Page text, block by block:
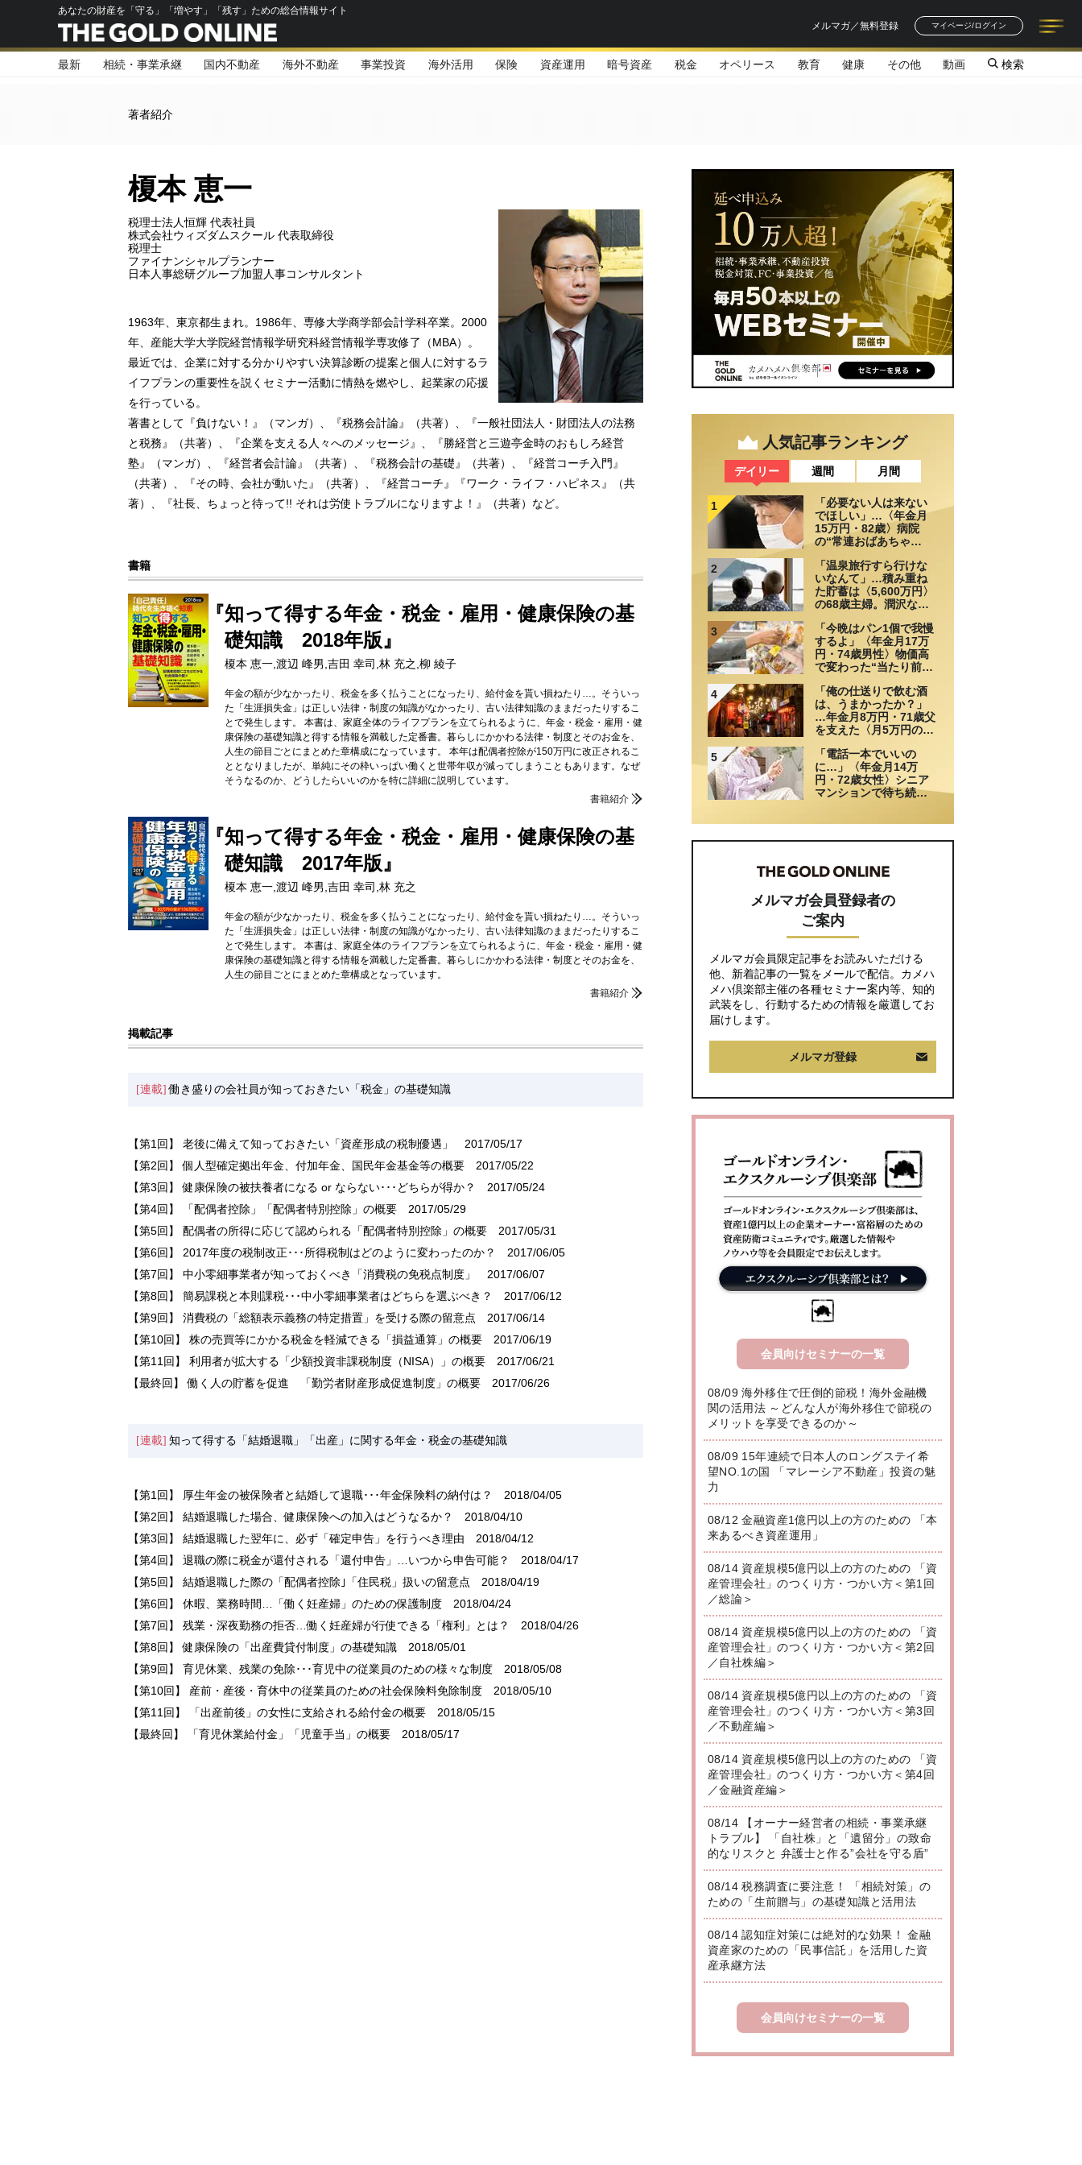
あなたの財産を「守る」「増やす」「残す」ための総合情報サイト
メルマガ／無料登録
マイページ/ログイン
記事一覧
著者一覧
最新 相続・事業承継 国内不動産 海外不動産 事業投資 海外活用 保険 資産運用 暗号資産 税金 オペリース 教育 健康 その他 動画 検索
著者紹介
榎本 恵一
税理士法人恒輝 代表社員
株式会社ウィズダムスクール 代表取締役
税理士
ファイナンシャルプランナー
日本人事総研グループ加盟人事コンサルタント
1963年、東京都生まれ。1986年、専修大学商学部会計学科卒業。2000
年、産能大学大学院経営情報学研究科経営情報学専攻修了（MBA）。
最近では、企業に対する分かりやすい決算診断の提案と個人に対するラ
イフプランの重要性を説くセミナー活動に情熱を燃やし、起業家の応援
を行っている。
著書として『負けない！』（マンガ）、『税務会計論』（共著）、『一般社団法人・財団法人の法務
と税務』（共著）、『企業を支える人々へのメッセージ』、『勝経営と三遊亭金時のおもしろ経営
塾』（マンガ）、『経営者会計論』（共著）、『税務会計の基礎』（共著）、『経営コーチ入門』
（共著）、『その時、会社が動いた』（共著）、『経営コーチ』『ワーク・ライフ・ハピネス』（共
著）、『社長、ちょっと待って!! それは労使トラブルになりますよ！』（共著）など。
書籍
『知って得する年金・税金・雇用・健康保険の基
礎知識 2018年版』
榎本 恵一,渡辺 峰男,吉田 幸司,林 充之,柳 綾子
年金の額が少なかったり、税金を多く払うことになったり、給付金を貰い損ねたり…。そういっ
た「生涯損失金」は正しい法律・制度の知識がなかったり、古い法律知識のままだったりするこ
とで発生します。 本書は、家庭全体のライフプランを立てられるように、年金・税金・雇用・健
康保険の基礎知識と得する情報を満載した定番書。暮らしにかかわる法律・制度とそのお金を、
人生の節目ごとにまとめた章構成になっています。 本年は配偶者控除が150万円に改正されるこ
ととなりましたが、単純にその枠いっぱい働くと世帯年収が減ってしまうこともあります。なぜ
そうなるのか、どうしたらいいのかを特に詳細に説明しています。
書籍紹介
『知って得する年金・税金・雇用・健康保険の基
礎知識 2017年版』
榎本 恵一,渡辺 峰男,吉田 幸司,林 充之
年金の額が少なかったり、税金を多く払うことになったり、給付金を貰い損ねたり…。そういっ
た「生涯損失金」は正しい法律・制度の知識がなかったり、古い法律知識のままだったりするこ
とで発生します。 本書は、家庭全体のライフプランを立てられるように、年金・税金・雇用・健
康保険の基礎知識と得する情報を満載した定番書。暮らしにかかわる法律・制度とそのお金を、
人生の節目ごとにまとめた章構成となっています。
書籍紹介
掲載記事
[連載] 働き盛りの会社員が知っておきたい「税金」の基礎知識
【第1回】 老後に備えて知っておきたい「資産形成の税制優遇」
2017/05/17
【第2回】 個人型確定拠出年金、付加年金、国民年金基金等の概要 2017/05/22
【第3回】 健康保険の被扶養者になる or ならない･･･どちらが得か？
2017/05/24
【第4回】 「配偶者控除」「配偶者特別控除」の概要 2017/05/29
【第5回】 配偶者の所得に応じて認められる「配偶者特別控除」の概要 2017/05/31
【第6回】 2017年度の税制改正･･･所得税制はどのように変わったのか？
2017/06/05
【第7回】 中小零細事業者が知っておくべき「消費税の免税点制度」
2017/06/07
【第8回】 簡易課税と本則課税･･･中小零細事業者はどちらを選ぶべき？
2017/06/12
【第9回】 消費税の「総額表示義務の特定措置」を受ける際の留意点 2017/06/14
【第10回】 株の売買等にかかる税金を軽減できる「損益通算」の概要 2017/06/19
【第11回】 利用者が拡大する「少額投資非課税制度（NISA）」の概要 2017/06/21
【最終回】 働く人の貯蓄を促進 「勤労者財産形成促進制度」の概要 2017/06/26
[連載] 知って得する「結婚退職」「出産」に関する年金・税金の基礎知識
【第1回】 厚生年金の被保険者と結婚して退職･･･年金保険料の納付は？
2018/04/05
【第2回】 結婚退職した場合、健康保険への加入はどうなるか？
2018/04/10
【第3回】 結婚退職した翌年に、必ず「確定申告」を行うべき理由 2018/04/12
【第4回】 退職の際に税金が還付される「還付申告」…いつから申告可能？
2018/04/17
【第5回】 結婚退職した際の「配偶者控除｣「住民税」扱いの留意点 2018/04/19
【第6回】 休暇、業務時間…「働く妊産婦」のための保護制度 2018/04/24
【第7回】 残業・深夜勤務の拒否…働く妊産婦が行使できる「権利」とは？
2018/04/26
【第8回】 健康保険の「出産費貸付制度」の基礎知識 2018/05/01
【第9回】 育児休業、残業の免除･･･育児中の従業員のための様々な制度 2018/05/08
【第10回】 産前・産後・育休中の従業員のための社会保険料免除制度 2018/05/10
【第11回】 「出産前後」の女性に支給される給付金の概要 2018/05/15
【最終回】 「育児休業給付金」「児童手当」の概要 2018/05/17
人気記事ランキング
デイリー 週間 月間
1
「必要ない人は来ない
でほしい」…〈年金月
15万円・82歳〉病院
の“常連おばあちゃ
社員の本音。それでも
通い続ける理由
2
「温泉旅行すら行けな
いなんて」…積み重ね
た貯蓄は〈5,600万円〉
の68歳主婦。潤沢な老
「馬鹿だった」肩を落
とす理由
3
「今晩はパン1個で我慢
するよ」〈年金月17万
円・74歳男性〉物価高
で変わった“当たり前の
4
「俺の仕送りで飲む酒
は、うまかったか？」
…年金月8万円・71歳父
を支えた〈月5万円の援
5
「電話一本でいいの
に…」〈年金月14万
円・72歳女性〉シニア
マンションで待ち続け
メルマガ会員登録者の
ご案内
メルマガ会員限定記事をお読みいただける
他、新着記事の一覧をメールで配信。カメハ
メハ倶楽部主催の各種セミナー案内等、知的
武装をし、行動するための情報を厳選してお
届けします。
メルマガ登録
会員向けセミナーの一覧
08/09 海外移住で圧倒的節税！海外金融機
関の活用法 ～どんな人が海外移住で節税の
メリットを享受できるのか～
08/09 15年連続で日本人のロングステイ希
望NO.1の国 「マレーシア不動産」投資の魅
力
08/12 金融資産1億円以上の方のための 「本
来あるべき資産運用」
08/14 資産規模5億円以上の方のための 「資
産管理会社」のつくり方・つかい方＜第1回
／総論＞
08/14 資産規模5億円以上の方のための 「資
産管理会社」のつくり方・つかい方＜第2回
／自社株編＞
08/14 資産規模5億円以上の方のための 「資
産管理会社」のつくり方・つかい方＜第3回
／不動産編＞
08/14 資産規模5億円以上の方のための 「資
産管理会社」のつくり方・つかい方＜第4回
／金融資産編＞
08/14 【オーナー経営者の相続・事業承継
トラブル】 「自社株」と「遺留分」の致命
的なリスクと 弁護士と作る”会社を守る盾”
08/14 税務調査に要注意！ 「相続対策」の
ための「生前贈与」の基礎知識と活用法
08/14 認知症対策には絶対的な効果！ 金融
資産家のための「民事信託」を活用した資
産承継方法
会員向けセミナーの一覧